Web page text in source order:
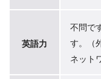
英語力
不問で
す。（
ネット